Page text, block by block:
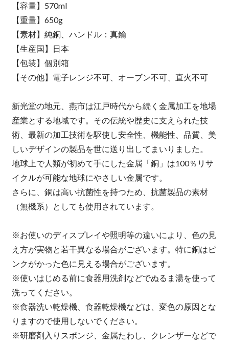
【容量】570ml
【重量】650g
【素材】純銅、ハンドル：真鍮
【生産国】日本
【包装】個別箱
【その他】電子レンジ不可、オーブン不可、直火不可
新光堂の地元、燕市は江戸時代から続く金属加工を地場
産業とする地域です。その伝統や歴史に支えられた技
術、最新の加工技術を駆使し安全性、機能性、品質、美
しいデザインの製品を世に送り出してまいりました。
地球上で人類が初めて手にした金属「銅」は100％リサ
イクルが可能な地球にやさしい金属です。
さらに、銅は高い抗菌性を持つため、抗菌製品の素材
（無機系）としても使用されています。
※お使いのディスプレイや照明等の違いにより、色の見
え方が実物と若干異なる場合がございます。特に銅はピ
ンクがかった色に見える場合がございます。
※使いはじめる前に食器用洗剤などでぬるま湯を使って
洗ってください。
※食器洗い乾燥機、食器乾燥機などは、変色の原因とな
りますので使用しないでください。
※研磨剤入りスポンジ、金属たわし、クレンザーなどで